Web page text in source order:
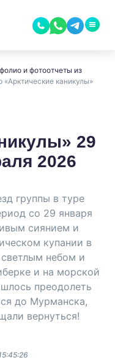
и фотоотчеты из
«Арктические каникулы»
29
2026
группы в туре
со 29 января
сиянием и
купании в
небом и
и на морской
преодолеть
до Мурманска,
вернуться!